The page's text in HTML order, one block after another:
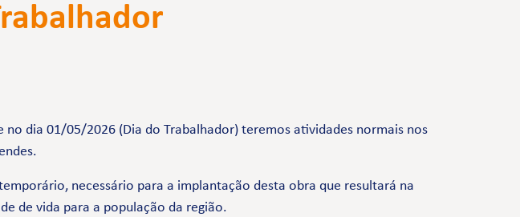
dia 01/05/2026 (Dia do Trabalhador) teremos atividades normais nos
necessário para a implantação desta obra que resultará na
de vida para a população da região.